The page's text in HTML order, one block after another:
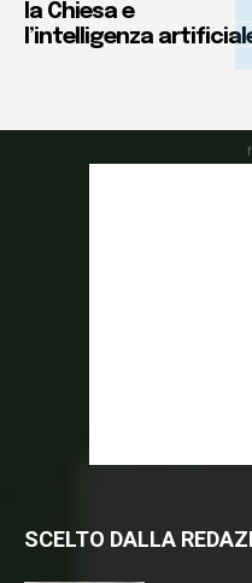
la Chiesa e
l’intelligenza
SCELTO DALLA